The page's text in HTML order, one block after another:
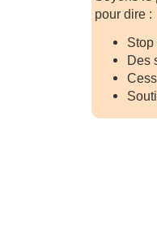
pour dire :
Stop
Des